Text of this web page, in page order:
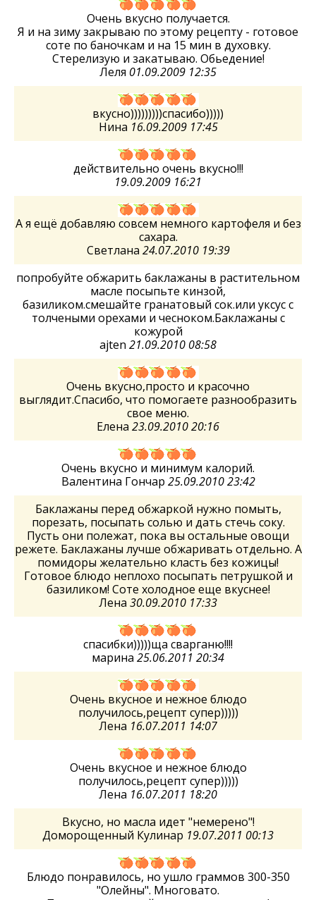
Очень вкусно получается.
Я и на зиму закрываю по этому рецепту - готовое
соте по баночкам и на 15 мин в духовку.
Стерелизую и закатываю. Обьедение!
Леля 01.09.2009 12:35
вкусно)))))))))спасибо)))))
Нина 16.09.2009 17:45
действительно очень вкусно!!!
19.09.2009 16:21
А я ещё добавляю совсем немного картофеля и без
сахара.
Светлана 24.07.2010 19:39
попробуйте обжарить баклажаны в растительном
масле посыпьте кинзой,
базиликом.смешайте гранатовый сок.или уксус с
толчеными орехами и чесноком.Баклажаны с
кожурой
ajten 21.09.2010 08:58
Очень вкусно,просто и красочно
выглядит.Спасибо, что помогаете разнообразить
свое меню.
Елена 23.09.2010 20:16
Очень вкусно и минимум калорий.
Валентина Гончар 25.09.2010 23:42
Баклажаны перед обжаркой нужно помыть,
порезать, посыпать солью и дать стечь соку.
Пусть они полежат, пока вы остальные овощи
режете. Баклажаны лучше обжаривать отдельно. А
помидоры желательно класть без кожицы!
Готовое блюдо неплохо посыпать петрушкой и
базиликом! Соте холодное еще вкуснее!
Лена 30.09.2010 17:33
спасибки)))))ща сварганю!!!!
марина 25.06.2011 20:34
Очень вкусное и нежное блюдо
получилось,рецепт супер)))))
Лена 16.07.2011 14:07
Очень вкусное и нежное блюдо
получилось,рецепт супер)))))
Лена 16.07.2011 18:20
Вкусно, но масла идет "немерено"!
Доморощенный Кулинар 19.07.2011 00:13
Блюдо понравилось, но ушло граммов 300-350
"Олейны". Многовато.